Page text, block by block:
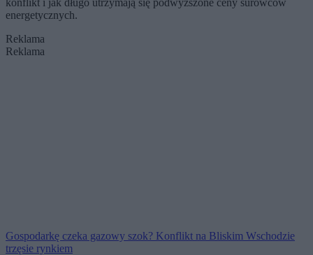
konflikt i jak długo utrzymają się podwyższone ceny surowców
energetycznych.
Reklama
Reklama
Gospodarkę czeka gazowy szok? Konflikt na Bliskim Wschodzie
trzęsie rynkiem